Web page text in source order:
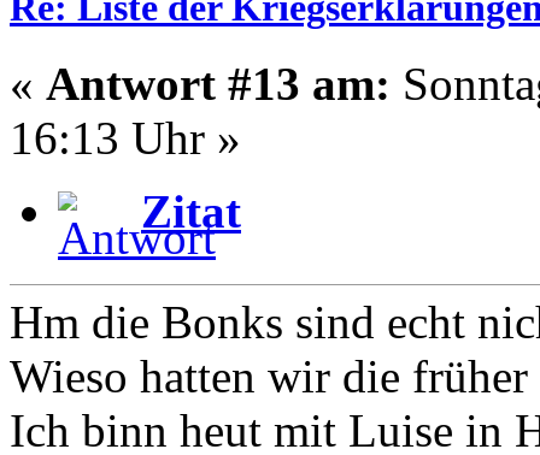
« Antwort #13 am:
16:13 Uhr »
Zitat
Hm die Bonks sind echt
Wieso hatten wir die
Ich binn heut mit Luise in